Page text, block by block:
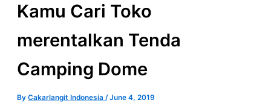
Kamu Cari Toko
merentalkan Tenda
Camping Dome
By Cakarlangit Indonesia /June 4, 2019